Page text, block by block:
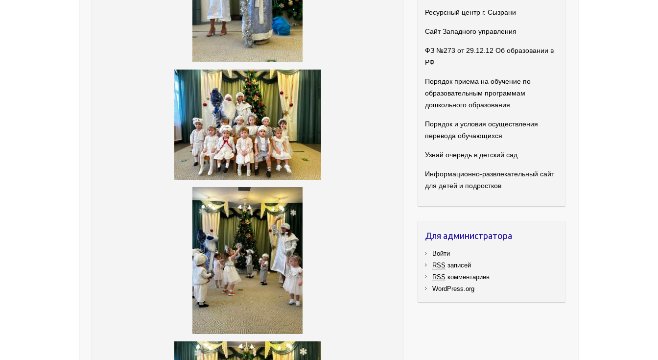
Ресурсный центр г. Сызрани
Сайт Западного управления
ФЗ №273 от 29.12.12 Об образовании в
РФ
Порядок приема на обучение по
образовательным программам
дошкольного образования
Порядок и условия осуществления
перевода обучающихся
Узнай очередь в детский сад
Информационно-развлекательный сайт
для детей и подростков
Для администратора
Войти
RSS записей
RSS комментариев
WordPress.org